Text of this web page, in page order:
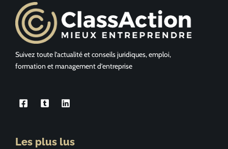
Suivez toute l’actualité et conseils juridiques, emploi,
formation et management d’entreprise
Les plus lus